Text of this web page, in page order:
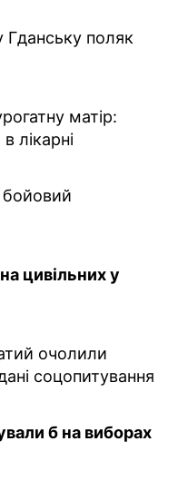
Гданську поляк
матір:
лікарні
бойовий
цивільних у
очолили
соцопитування
б на виборах